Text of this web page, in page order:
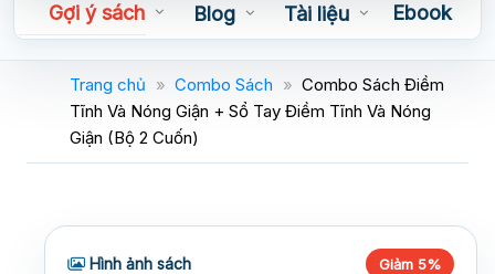
Gợi ý sách Blog Tài liệu
Ebook
Sách nói
Trang chủ » Combo Sách » Combo Sách Điềm
Tĩnh Và Nóng Giận + Sổ Tay Điềm Tĩnh Và Nóng
Giận (Bộ 2 Cuốn)
Hình ảnh sách Giảm 5%